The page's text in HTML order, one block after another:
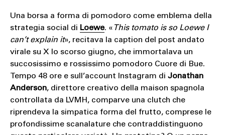
Una borsa a forma di pomodoro come emblema della
strategia social di Loewe. « This tomato is so Loewe I
can’t explain it», recitava la caption del post andato
virale su X lo scorso giugno, che immortalava un
succosissimo e rossissimo pomodoro Cuore di Bue.
Tempo 48 ore e sull’account Instagram di Jonathan
Anderson, direttore creativo della maison spagnola
controllata da LVMH, comparve una clutch che
riprendeva la simpatica forma del frutto, comprese le
profondissime scanalature che contraddistinguono